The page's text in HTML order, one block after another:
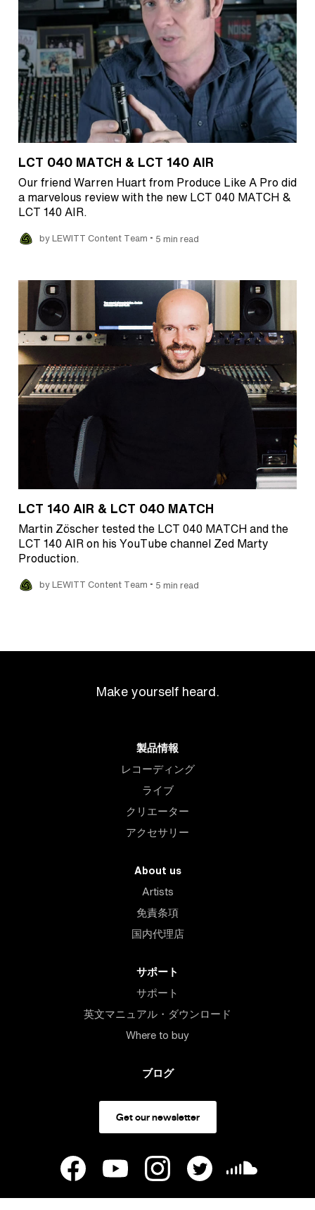
LCT 040 MATCH & LCT 140 AIR
Our friend Warren Huart from Produce Like A Pro did
a marvelous review with the new LCT 040 MATCH &
LCT 140 AIR.
by LEWITT Content Team • 5 min read
LCT 140 AIR & LCT 040 MATCH
Martin Zöscher tested the LCT 040 MATCH and the
LCT 140 AIR on his YouTube channel Zed Marty
Production.
by LEWITT Content Team • 5 min read
Make yourself heard.
製品情報
レコーディング
ライブ
クリエーター
アクセサリー
About us
Artists
免責条項
国内代理店
サポート
サポート
英文マニュアル・ダウンロード
Where to buy
ブログ
Get our newsletter